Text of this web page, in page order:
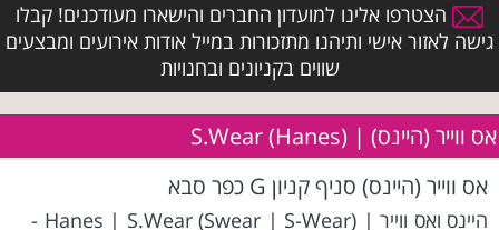
הצטרפו אלינו למועדון החברים והישארו מעודכנים! קבלו
גישה לאזור אישי ותיהנו מתזכורות במייל אודות אירועים ומבצעים
שווים בקניונים ובחנויות
אס ווייר (היינס) | S.Wear (Hanes)
אס ווייר (היינס) סניף קניון G כפר סבא
היינס ואס ווייר | Hanes | S.Wear (Swear | S-Wear) -